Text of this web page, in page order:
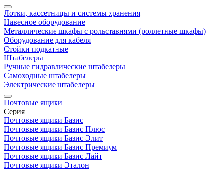
Лотки, кассетницы и системы хранения
Навесное оборудование
Металлические шкафы с рольставнями (роллетные шкафы)
Оборудование для кабеля
Стойки подкатные
Штабелеры
Ручные гидравлические штабелеры
Самоходные штабелеры
Электрические штабелеры
Почтовые ящики
Серия
Почтовые ящики Базис
Почтовые ящики Базис Плюс
Почтовые ящики Базис Элит
Почтовые ящики Базис Премиум
Почтовые ящики Базис Лайт
Почтовые ящики Эталон